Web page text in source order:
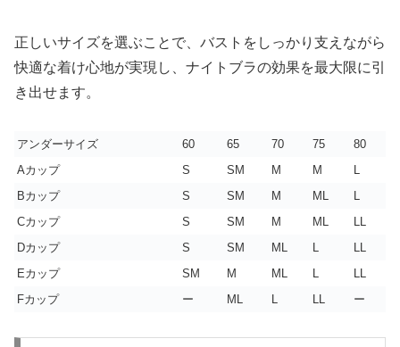
正しいサイズを選ぶことで、バストをしっかり支えながら
快適な着け心地が実現し、ナイトブラの効果を最大限に引
き出せます。
アンダーサイズ 60 65 70 75
80
Aカップ
S SM M M
L
Bカップ
S SM M ML
L
Cカップ
S SM M ML
LL
Dカップ
S SM ML L
LL
Eカップ
SM M ML L
LL
Fカップ
ー ML L LL ー